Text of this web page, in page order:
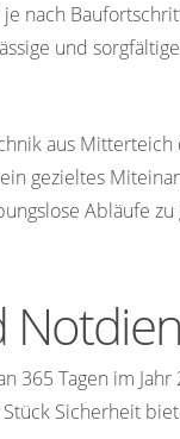
nach
und
aus Mitterteich
gezieltes
Abläufe
365 Tagen im
Sicherheit